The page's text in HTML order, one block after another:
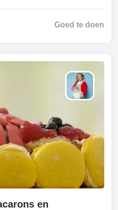
Goed te doen
en